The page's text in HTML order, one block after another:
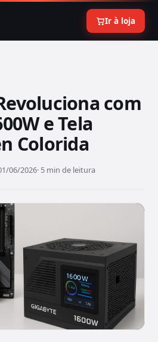
Ir à loja
com
e Tela
Colorida
06/2026· 5 min de leitura